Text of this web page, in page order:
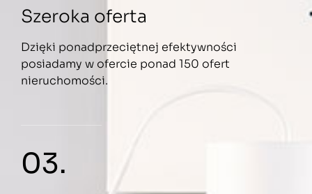
Szeroka oferta
Dzięki ponadprzeciętnej efektywności
posiadamy w ofercie ponad 150 ofert
nieruchomości.
03.